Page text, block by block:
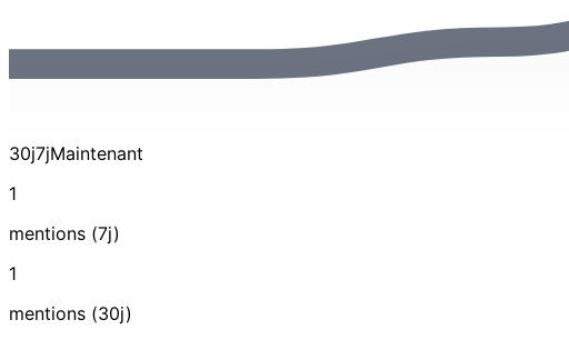
30j7jMaintenant
1
mentions (7j)
1
mentions (30j)